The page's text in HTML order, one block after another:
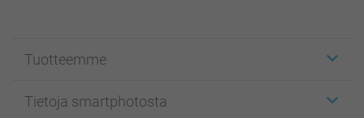
Tuotteemme
Kuvakortit
Tietoja smartphotosta